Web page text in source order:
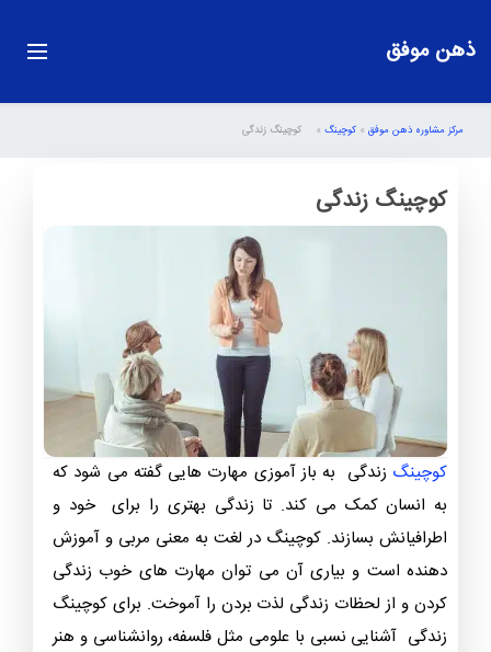
ذهن موفق
مرکز مشاوره ذهن موفق » کوچینگ » کوچینگ زندگی
کوچینگ زندگی
کوچینگ زندگی به باز آموزی مهارت هایی گفته می شود که
به انسان کمک می کند. تا زندگی بهتری را برای خود و
اطرافیانش بسازند. کوچینگ در لغت به معنی مربی و آموزش
دهنده است و بیاری آن می توان مهارت های خوب زندگی
کردن و از لحظات زندگی لذت بردن را آموخت. برای کوچینگ
زندگی آشنایی نسبی با علومی مثل فلسفه، روانشناسی و هنر